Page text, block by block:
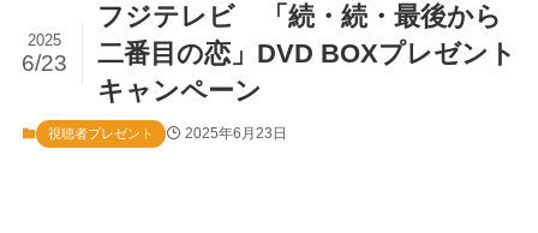
フジテレビ 「続・続・最後から
二番目の恋」DVD BOXプレゼント
キャンペーン
2025
6/23
視聴者プレゼント 2025年6月23日